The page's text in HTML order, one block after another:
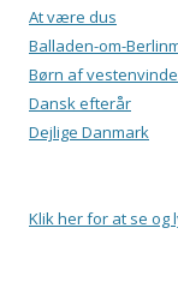
At være dus
Balladen-om-
Børn af
Dansk efterår
Dejlige Danmark
Klik her for at se og